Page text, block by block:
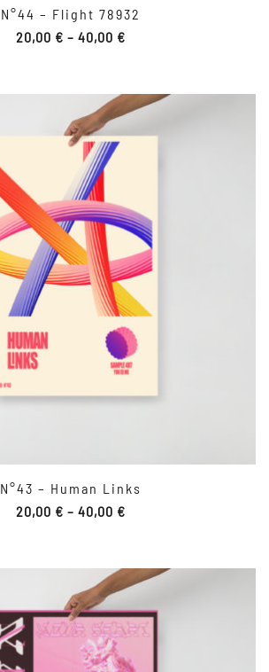
N°44 – Flight 78932
20,00 € – 40,00 €
N°43 – Human Links
20,00 € – 40,00 €